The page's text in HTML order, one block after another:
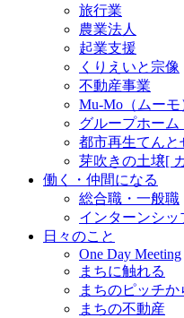
旅行業
農業法人
起業支援
くりえいと宗像
不動産事業
Mu-Mo（ムーモ
グループホーム
都市再生てんと
芽吹きの土壌[
働く・仲間になる
総合職・一般職
インターンシッ
日々のこと
One Day Meeting
まちに触れる
まちのピッチか
まちの不動産